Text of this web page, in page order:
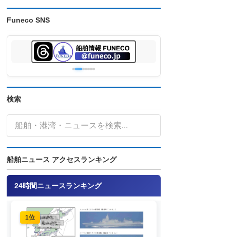
Funeco SNS
検索
船舶ニュース アクセスランキング
24時間ニュースランキング
1位